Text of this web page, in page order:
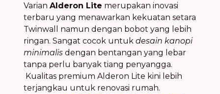
Varian Alderon Lite merupakan inovasi
terbaru yang menawarkan kekuatan setara
Twinwall namun dengan bobot yang lebih
ringan. Sangat cocok untuk desain kanopi
minimalis dengan bentangan yang lebar
tanpa perlu banyak tiang penyangga.
Kualitas premium Alderon Lite kini lebih
terjangkau untuk renovasi rumah.